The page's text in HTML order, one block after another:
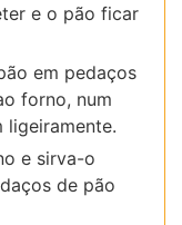
e o pão ficar
em pedaços
forno, num
e sirva-o
de pão